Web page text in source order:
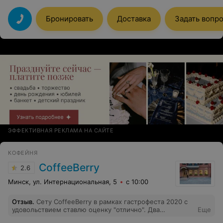
Бронировать Доставка Задать
ЭФФЕКТИВНАЯ РЕКЛАМА НА САЙТЕ
КОФЕЙНЯ
2.6 CoffeeBerry
Минск, ул. Интернациональная, 5 с 10:00
Отзыв. Сету CoffeeBerry в рамках гастрофеста 2020 с
удовольствием ставлю оценку "отлично". Два
Еще